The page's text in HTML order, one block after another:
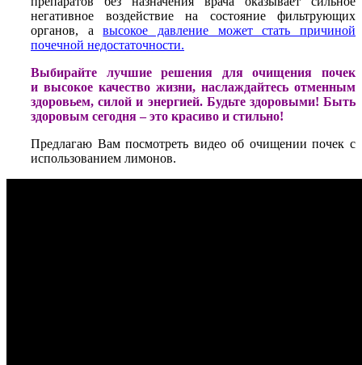
негативное воздействие на состояние фильтрующих
органов, авысокое давление может стать причиной
почечной недостаточности.
Выбирайте лучшие решения для очищения почек
и высокое качество жизни, наслаждайтесь отменным
здоровьем, силой и энергией. Будьте здоровыми! Быть
здоровым сегодня – это красиво и стильно!
Предлагаю Вам посмотреть видео об очищении почек с
использованием лимонов.